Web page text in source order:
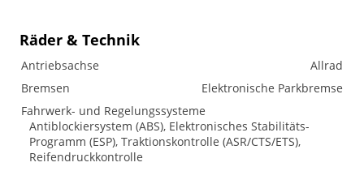
Räder & Technik
Antriebsachse
Allrad
Bremsen
Elektronische Parkbremse
Fahrwerk- und Regelungssysteme
Antiblockiersystem (ABS), Elektronisches Stabilitäts-
Programm (ESP), Traktionskontrolle (ASR/CTS/ETS),
Reifendruckkontrolle